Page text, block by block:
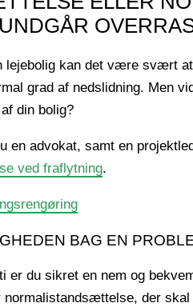
lejebolig kan det være svært
grad af nedslidning. Men
af din bolig?
en advokat, samt en
ved fraflytning.
BAG EN
er du sikret en nem og
der